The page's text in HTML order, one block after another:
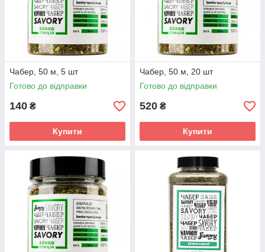
Чабер, 50 м, 5 шт
Готово до відправки
140 ₴
Купити
Чабер, 50 м, 20 шт
Готово до відправки
520 ₴
Купити